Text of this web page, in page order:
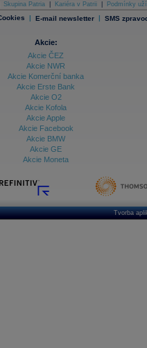
Skupina Patria Kariéra v Patrii Podmínky
| E-mail newsletter | SMS
Akcie:
Akcie ČEZ
Akcie NWR
Akcie Komerční banka
Akcie Erste Bank
Akcie O2
Akcie Kofola
Akcie Apple
Akcie Facebook
Akcie BMW
Akcie GE
Akcie Moneta
Tvorba